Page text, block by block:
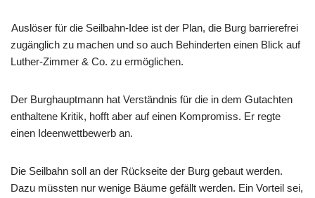
Auslöser für die Seilbahn-Idee ist der Plan, die Burg barrierefrei
zugänglich zu machen und so auch Behinderten einen Blick auf
Luther-Zimmer & Co. zu ermöglichen.
Der Burghauptmann hat Verständnis für die in dem Gutachten
enthaltene Kritik, hofft aber auf einen Kompromiss. Er regte
einen Ideenwettbewerb an.
Die Seilbahn soll an der Rückseite der Burg gebaut werden.
Dazu müssten nur wenige Bäume gefällt werden. Ein Vorteil sei,